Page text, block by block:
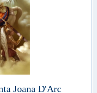
Joana D'Arc